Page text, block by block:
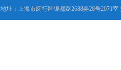
地址：上海市闵行区银都路2688弄28号2071室